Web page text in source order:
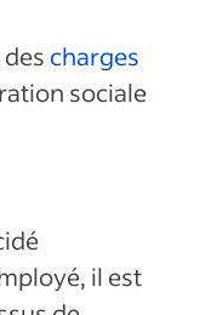
charges
sociale
il est